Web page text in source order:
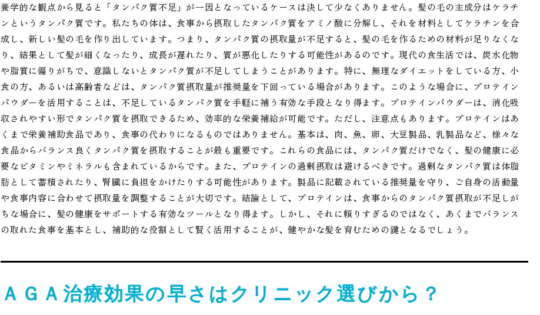
養学的な観点から見ると「タンパク質不足」が一因となっているケースは決して少なくありません。髪の毛の主成分はケラチ
ンというタンパク質です。私たちの体は、食事から摂取したタンパク質をアミノ酸に分解し、それを材料としてケラチンを合
成し、新しい髪の毛を作り出しています。つまり、タンパク質の摂取量が不足すると、髪の毛を作るための材料が足りなくな
り、結果として髪が細くなったり、成長が遅れたり、質が悪化したりする可能性があるのです。現代の食生活では、炭水化物
や脂質に偏りがちで、意識しないとタンパク質が不足してしまうことがあります。特に、無理なダイエットをしている方、小
食の方、あるいは高齢者などは、タンパク質摂取量が推奨量を下回っている場合があります。このような場合に、プロテイン
パウダーを活用することは、不足しているタンパク質を手軽に補う有効な手段となり得ます。プロテインパウダーは、消化吸
収されやすい形でタンパク質を摂取できるため、効率的な栄養補給が可能です。ただし、注意点もあります。プロテインはあ
くまで栄養補助食品であり、食事の代わりになるものではありません。基本は、肉、魚、卵、大豆製品、乳製品など、様々な
食品からバランス良くタンパク質を摂取することが最も重要です。これらの食品には、タンパク質だけでなく、髪の健康に必
要なビタミンやミネラルも含まれているからです。また、プロテインの過剰摂取は避けるべきです。過剰なタンパク質は体脂
肪として蓄積されたり、腎臓に負担をかけたりする可能性があります。製品に記載されている推奨量を守り、ご自身の活動量
や食事内容に合わせて摂取量を調整することが大切です。結論として、プロテインは、食事からのタンパク質摂取が不足しが
ちな場合に、髪の健康をサポートする有効なツールとなり得ます。しかし、それに頼りすぎるのではなく、あくまでバランス
の取れた食事を基本とし、補助的な役割として賢く活用することが、健やかな髪を育むための鍵となるでしょう。
ＡＧＡ治療効果の早さはクリニック選びから？